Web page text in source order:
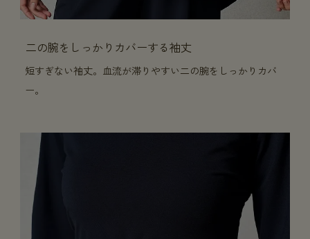
二の腕をしっかりカバーする袖丈
短すぎない袖丈。血流が滞りやすい二の腕をしっかりカバ
ー。